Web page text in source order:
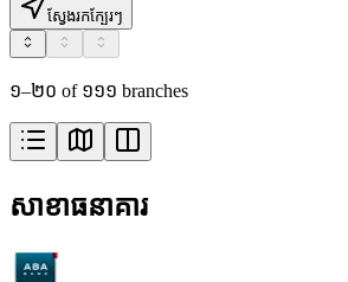
ស្វែងរកក្បែរៗ
១–២០ of ១១១ branches
សាខាធនាគារ